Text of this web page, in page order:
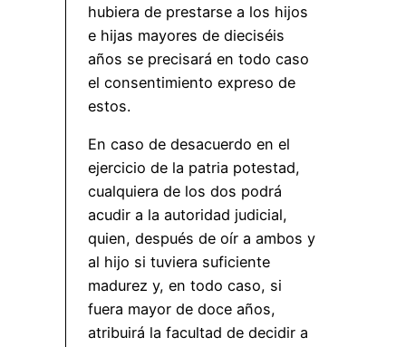
hubiera de prestarse a los hijos
e hijas mayores de dieciséis
años se precisará en todo caso
el consentimiento expreso de
estos.
En caso de desacuerdo en el
ejercicio de la patria potestad,
cualquiera de los dos podrá
acudir a la autoridad judicial,
quien, después de oír a ambos y
al hijo si tuviera suficiente
madurez y, en todo caso, si
fuera mayor de doce años,
atribuirá la facultad de decidir a